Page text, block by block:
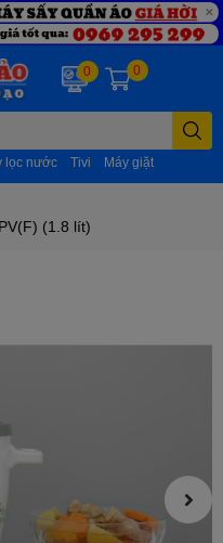
lọc nước Tivi Máy giặt
0 0
(1.8 lít)